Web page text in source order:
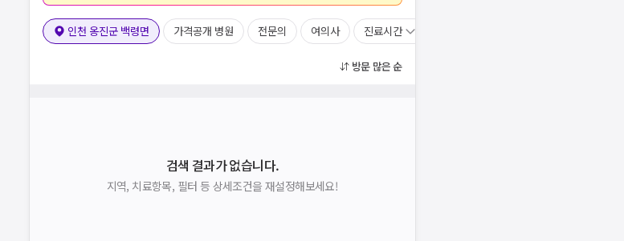
인천 옹진군 백령면 가격공개 병원 전문의 여의사 진료시간
방문 많은 순
검색 결과가 없습니다.
지역, 치료항목, 필터 등 상세조건을 재설정해보세요!